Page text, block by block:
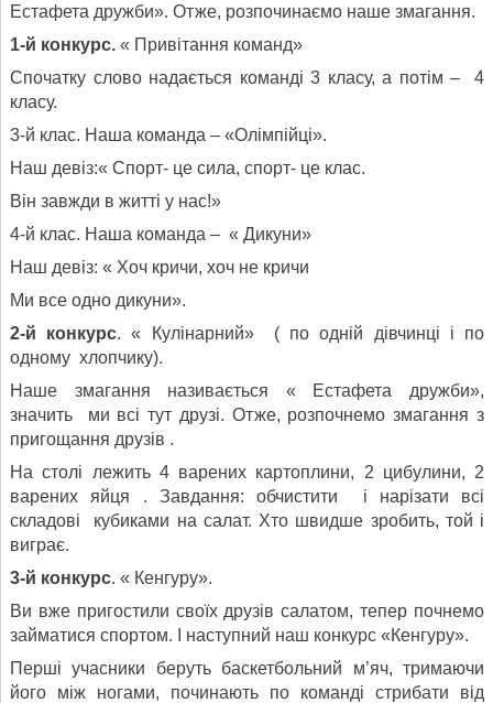
Естафета дружби». Отже, розпочинаємо наше змагання.
1-й конкурс. « Привітання команд»
Спочатку слово надається команді 3 класу, а потім – 4
класу.
3-й клас. Наша команда – «Олімпійці».
Наш девіз:« Спорт- це сила, спорт- це клас.
Він завжди в житті у нас!»
4-й клас. Наша команда – « Дикуни»
Наш девіз: « Хоч кричи, хоч не кричи
Ми все одно дикуни».
2-й конкурс. « Кулінарний» ( по одній дівчинці і по
одному хлопчику).
Наше змагання називається « Естафета дружби»,
значить ми всі тут друзі. Отже, розпочнемо змагання з
пригощання друзів .
На столі лежить 4 варених картоплини, 2 цибулини, 2
варених яйця . Завдання: обчистити і нарізати всі
складові кубиками на салат. Хто швидше зробить, той і
виграє.
3-й конкурс. « Кенгуру».
Ви вже пригостили своїх друзів салатом, тепер почнемо
займатися спортом. І наступний наш конкурс «Кенгуру».
Перші учасники беруть баскетбольний м’яч, тримаючи
його між ногами, починають по команді стрибати від